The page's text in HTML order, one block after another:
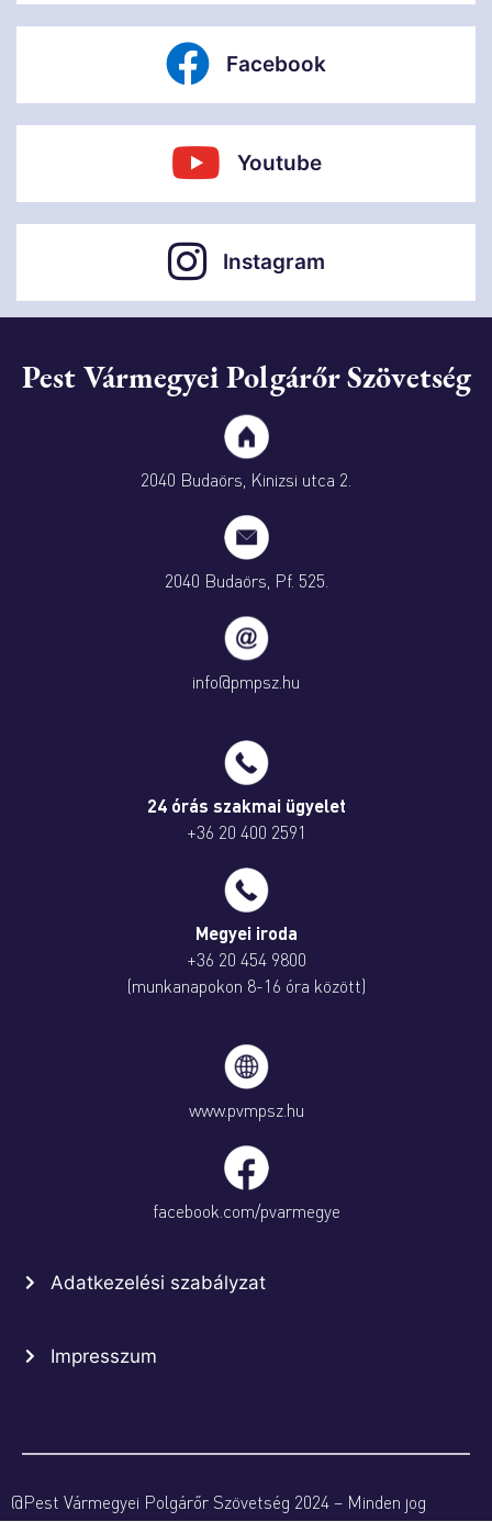
Facebook
Youtube
Instagram
Pest Vármegyei Polgárőr Szövetség
2040 Budaörs, Kinizsi utca 2.
2040 Budaörs, Pf. 525.
info@pmpsz.hu
24 órás szakmai ügyelet
+36 20 400 2591
Megyei iroda
+36 20 454 9800
(munkanapokon 8-16 óra között)
www.pvmpsz.hu
facebook.com/pvarmegye
Adatkezelési szabályzat
Impresszum
@Pest Vármegyei Polgárőr Szövetség 2024 – Minden jog